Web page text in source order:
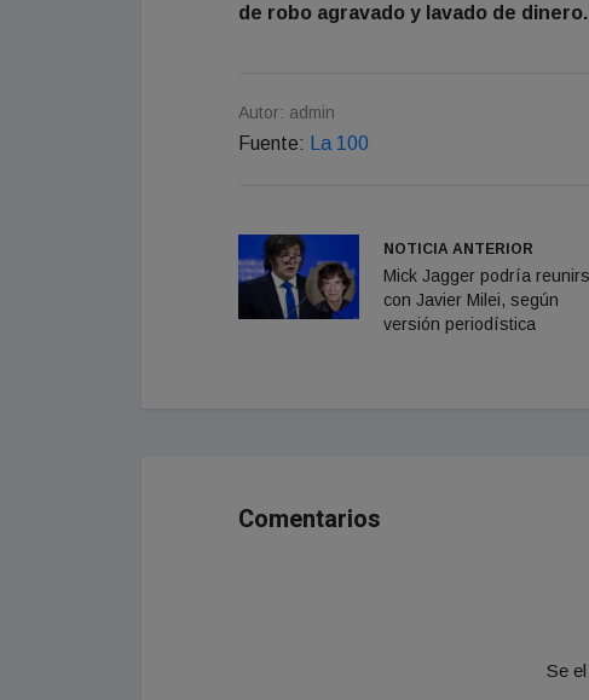
de robo agravado y lavado de dinero.
Autor: admin
Fuente: La 100
NOTICIA ANTERIOR
Mick Jagger podría
con Javier Milei, según
versión periodística
Comentarios
Se